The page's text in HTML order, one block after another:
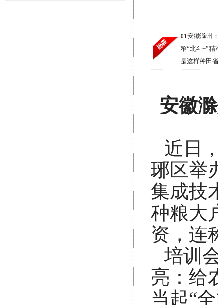
01安徽滁州
稻“北斗+”
是这样种田
安徽
近日
琊区举
集成技
种粮大
资，连
培训
亮：给
当起“